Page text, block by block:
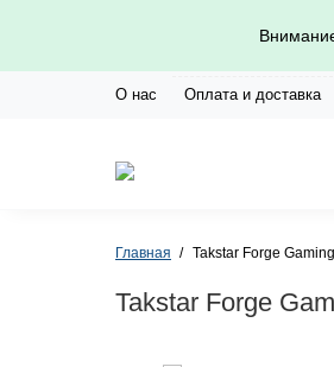
О нас Оплата и доставка
Главная Takstar Forge
Takstar Forge